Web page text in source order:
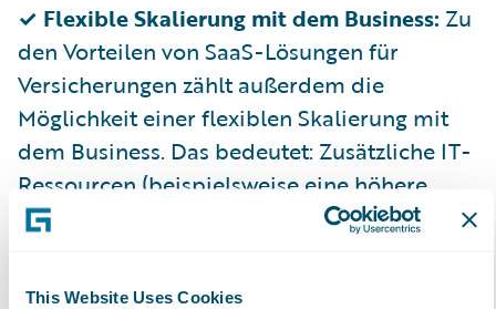
This Website Uses Cookies
✓ Flexible Skalierung mit dem Business: Zu
den Vorteilen von SaaS-Lösungen für
Versicherungen zählt außerdem die
Möglichkeit einer flexiblen Skalierung mit
dem Business. Das bedeutet: Zusätzliche IT-
Ressourcen (beispielsweise eine höhere
Rechenleistung, Speicherkapazität etc.),
können jederzeit im Rahmen von „start